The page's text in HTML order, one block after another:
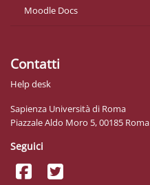
Moodle Docs
Contatti
Help desk
Sapienza Università di Roma
Piazzale Aldo Moro 5, 00185 Roma
Seguici